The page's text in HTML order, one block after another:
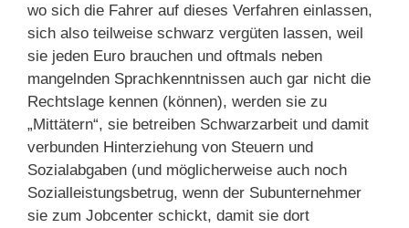
wo sich die Fahrer auf dieses Verfahren einlassen,
sich also teilweise schwarz vergüten lassen, weil
sie jeden Euro brauchen und oftmals neben
mangelnden Sprachkenntnissen auch gar nicht die
Rechtslage kennen (können), werden sie zu
„Mittätern“, sie betreiben Schwarzarbeit und damit
verbunden Hinterziehung von Steuern und
Sozialabgaben (und möglicherweise auch noch
Sozialleistungsbetrug, wenn der Subunternehmer
sie zum Jobcenter schickt, damit sie dort